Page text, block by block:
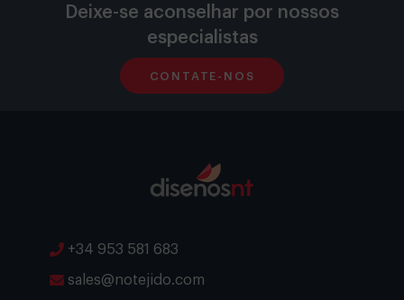
Deixe-se aconselhar por nossos
especialistas
CONTATE-NOS
+34 953 581 683
sales@notejido.com